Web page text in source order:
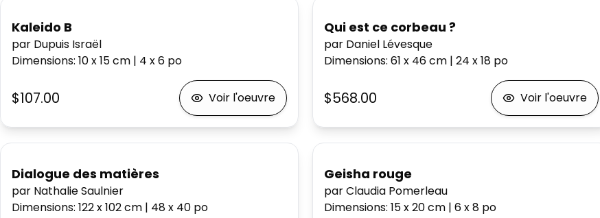
Kaleido B
par Dupuis Israël
Dimensions: 10 x 15cm | 4 x 6 po
$107.00 Voir l'oeuvre
Dialogue des matières
par Nathalie Saulnier
Dimensions: 122 x 102cm | 48 x 40 po
Qui est ce corbeau ?
par Daniel Lévesque
Dimensions: 61 x 46cm| 24 x 18 po
$568.00 Voir l'oeuvre
Geisha rouge
par Claudia Pomerleau
Dimensions: 15 x 20cm| 6 x 8 po